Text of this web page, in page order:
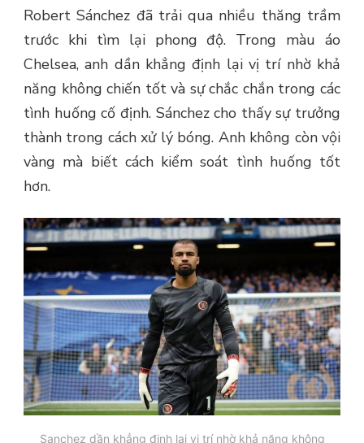
Robert Sánchez đã trải qua nhiều thăng trầm
trước khi tìm lại phong độ. Trong màu áo
Chelsea, anh dần khẳng định lại vị trí nhờ khả
năng không chiến tốt và sự chắc chắn trong các
tình huống cố định. Sánchez cho thấy sự trưởng
thành trong cách xử lý bóng. Anh không còn vội
vàng mà biết cách kiểm soát tình huống tốt
hơn.
Sanchez dần khẳng định lại vị trí nhờ khả năng không